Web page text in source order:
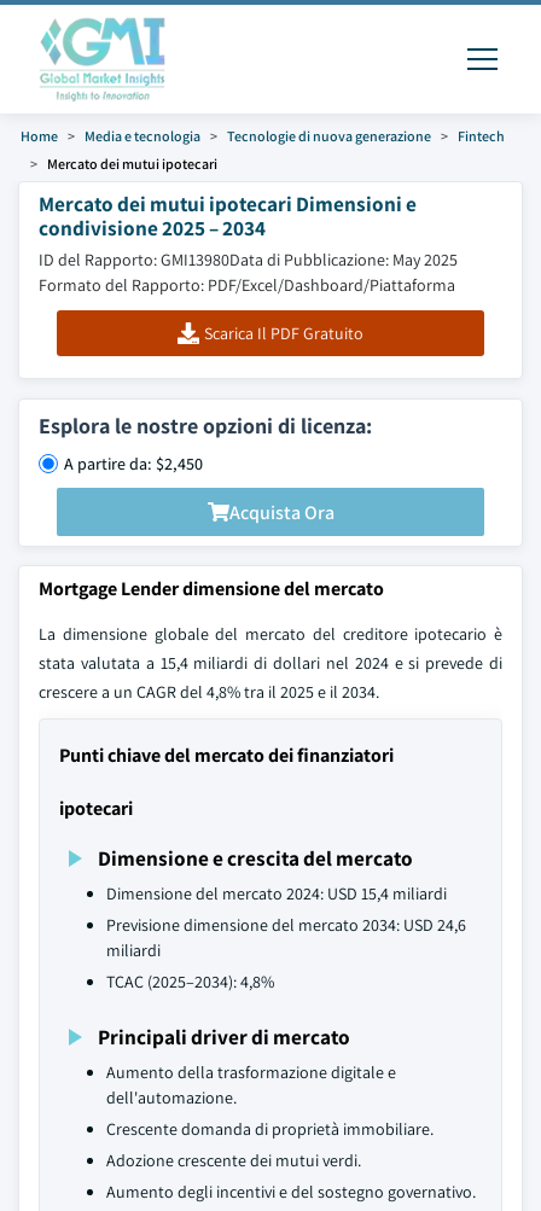
Home Media e tecnologia Tecnologie di nuova generazione
Fintech
Mercato dei mutui ipotecari
Mercato dei mutui ipotecari Dimensioni e
condivisione 2025 – 2034
ID del Rapporto: GMI13980Data di Pubblicazione: May 2025
Formato del Rapporto: PDF/Excel/Dashboard/Piattaforma
Scarica Il PDF Gratuito
Esplora le nostre opzioni di licenza:
A partire da: $2,450
Acquista Ora
Mortgage Lender dimensione del mercato
La dimensione globale del mercato del creditore ipotecario è
stata valutata a 15,4 miliardi di dollari nel 2024 e si prevede di
crescere a un CAGR del 4,8% tra il 2025 e il 2034.
Punti chiave del mercato dei finanziatori
ipotecari
Dimensione e crescita del mercato
Dimensione del mercato 2024: USD 15,4 miliardi
Previsione dimensione del mercato 2034: USD 24,6
miliardi
TCAC (2025–2034): 4,8%
Principali driver di mercato
Aumento della trasformazione digitale e
dell'automazione.
Crescente domanda di proprietà immobiliare.
Adozione crescente dei mutui verdi.
Aumento degli incentivi e del sostegno governativo.